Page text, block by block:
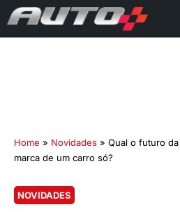
Home » Novidades » Qual o futuro
marca de um carro só?
NOVIDADES